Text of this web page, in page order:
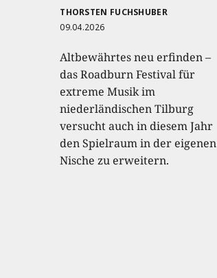
THORSTEN FUCHSHUBER
09.04.2026
Altbewährtes neu erfinden –
das Roadburn Festival für
extreme Musik im
niederländischen Tilburg
versucht auch in diesem Jahr
den Spielraum in der eigenen
Nische zu erweitern.